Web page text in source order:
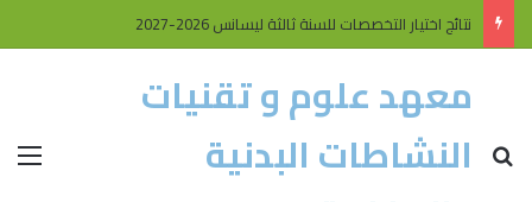
نتائج اختيار التخصصات للسنة ثالثة ليسانس 2026-2027
معهد علوم و تقنيات
النشاطات البدنية